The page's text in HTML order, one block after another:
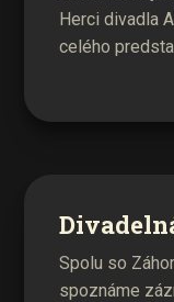
Herci divadla
celého
Spolu so
spoznáme